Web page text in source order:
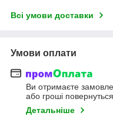
Всі умови доставки
Умови оплати
Ви отримаєте
або гроші
Детальніше